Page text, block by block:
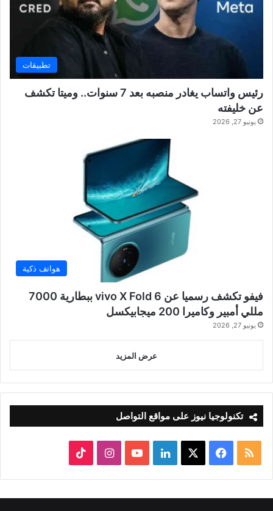
تطبيقات
رئيس واتساب يغادر منصبه بعد 7 سنوات.. وميتا تكشف
عن خليفته
يونيو 27, 2026
هواتف ذكية
فيفو تكشف رسميا عن vivo X Fold 6 ببطارية 7000
مللي أمبير وكاميرا 200 ميجابيكسل
يونيو 27, 2026
عرض المزيد
تكنولوجيا نيوز على مواقع التواصل
ملخص
الموقع
RSS
فيسبوك لينكدإن‫YouTubeانستقرام